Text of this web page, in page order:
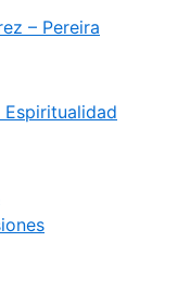
– Pereira